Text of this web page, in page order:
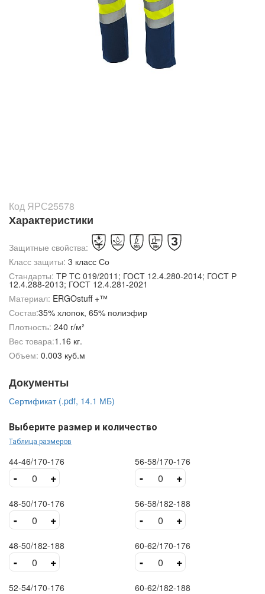
Код ЯРС25578
Характеристики
Защитные свойства:
Класс защиты: 3 класс Со
Стандарты: ТР ТС 019/2011; ГОСТ 12.4.280-2014; ГОСТ Р
12.4.288-2013; ГОСТ 12.4.281-2021
Материал: ERGOstuff +™
Состав:35% хлопок, 65% полиэфир
Плотность: 240 г/м²
Вес товара:1.16 кг.
Объем: 0.003 куб.м
Документы
Сертификат (.pdf, 14.1 МБ)
Выберите размер и количество
Таблица размеров
44-46/170-176
- +
48-50/170-176
- +
48-50/182-188
- +
52-54/170-176
56-58/170-176
- +
56-58/182-188
- +
60-62/170-176
- +
60-62/182-188